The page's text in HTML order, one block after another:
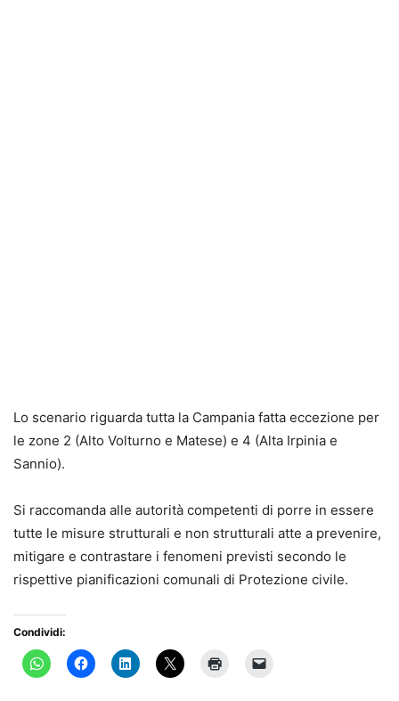
Lo scenario riguarda tutta la Campania fatta eccezione per
le zone 2 (Alto Volturno e Matese) e 4 (Alta Irpinia e
Sannio).
Si raccomanda alle autorità competenti di porre in essere
tutte le misure strutturali e non strutturali atte a prevenire,
mitigare e contrastare i fenomeni previsti secondo le
rispettive pianificazioni comunali di Protezione civile.
Condividi: